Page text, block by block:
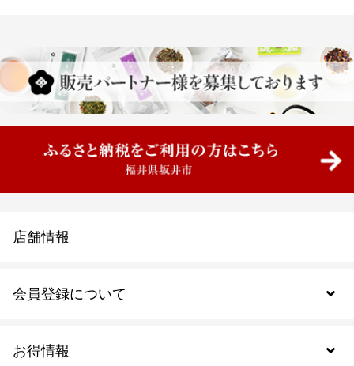
お得情報
会員登録について
店舗情報